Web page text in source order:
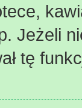
Jeżeli
tę